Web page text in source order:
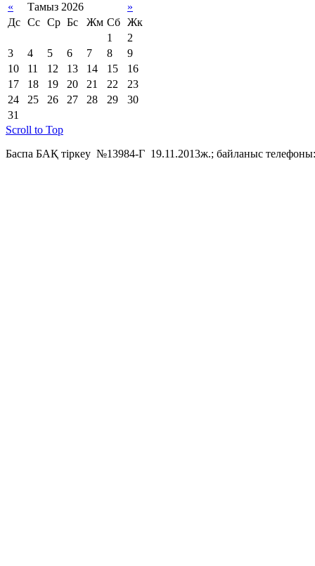
« Тамыз 2026
»
Дс Сс Ср Бс Жм Сб Жк
1
2
3
4 5 6 7 8
9
10
11 12 13 14 15
16
17
18 19 20 21 22
23
24
25 26 27 28 29
30
31
Scroll to Top
Баспа БАҚ тіркеу №13984-Г 19.11.2013ж.; байланыс